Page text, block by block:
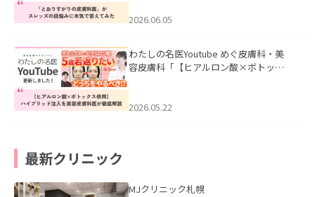
2026.06.05
わたしの名医Youtube めぐ皮膚科・美
容皮膚科「【ヒアルロン酸×ボトック
た。
2026.05.22
最新クリニック
MJクリニック札幌